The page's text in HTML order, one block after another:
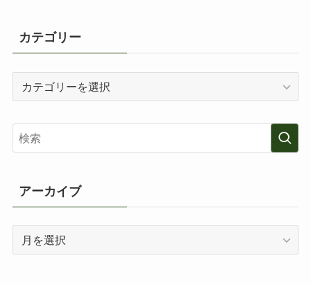
カテゴリー
リ
ー
アーカイブ